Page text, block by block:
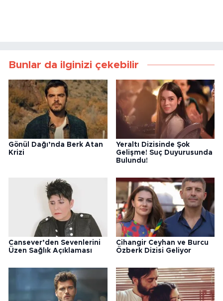
Bunlar da ilginizi çekebilir
Gönül Dağı’nda Berk Atan
Krizi
Yeraltı Dizisinde Şok
Gelişme! Suç Duyurusunda
Bulundu!
Cansever’den Sevenlerini
Üzen Sağlık Açıklaması
Cihangir Ceyhan ve Burcu
Özberk Dizisi Geliyor